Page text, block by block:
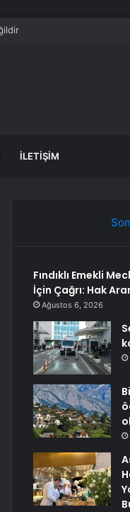
İLETIŞIM
Fındıklı Emekli
İçin Çağrı: Hak
Ağustos 6, 2026